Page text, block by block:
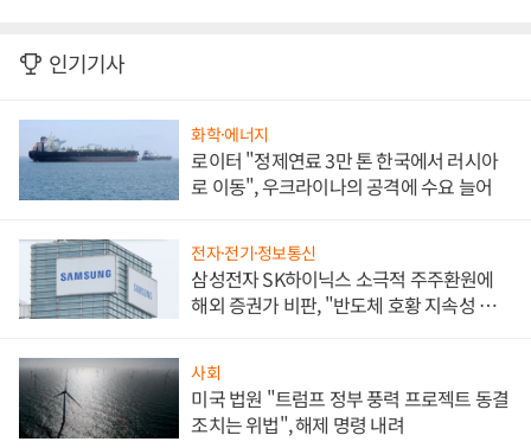
인기기사
화학·에너지
로이터 "정제연료 3만 톤 한국에서 러시아
로 이동", 우크라이나의 공격에 수요 늘어
전자·전기·정보통신
삼성전자 SK하이닉스 소극적 주주환원에
해외 증권가 비판, "반도체 호황 지속성 의
사회
미국 법원 "트럼프 정부 풍력 프로젝트 동결
조치는 위법", 해제 명령 내려